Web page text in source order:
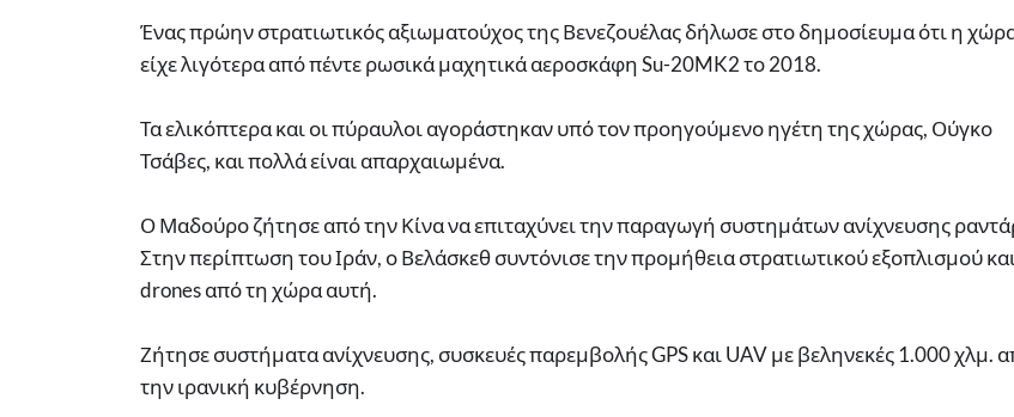
Ένας πρώην στρατιωτικός αξιωματούχος της Βενεζουέλας δήλωσε στο δημοσίευμα ότι η
είχε λιγότερα από πέντε ρωσικά μαχητικά αεροσκάφη Su-20MK2 το 2018.
Τα ελικόπτερα και οι πύραυλοι αγοράστηκαν υπό τον προηγούμενο ηγέτη της χώρας, Ούγκο
Τσάβες, και πολλά είναι απαρχαιωμένα.
Ο Μαδούρο ζήτησε από την Κίνα να επιταχύνει την παραγωγή συστημάτων ανίχνευσης
Στην περίπτωση του Ιράν, ο Βελάσκεθ συντόνισε την προμήθεια στρατιωτικού εξοπλισμού
drones από τη χώρα αυτή.
Ζήτησε συστήματα ανίχνευσης, συσκευές παρεμβολής GPS και UAV με βεληνεκές 1.000 χλμ.
την ιρανική κυβέρνηση.